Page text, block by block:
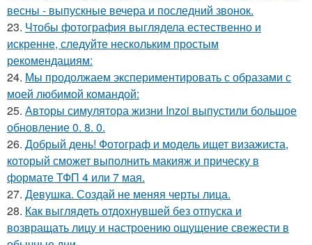
весны - выпускные вечера и последний звонок.
23. Чтобы фотография выглядела естественно и
искренне, следуйте нескольким простым
рекомендациям:
24. Мы продолжаем экспериментировать с образами с
моей любимой командой:
25. Авторы симулятора жизни Inzoi выпустили большое
обновление 0. 8. 0.
26. Добрый день! Фотограф и модель ищет визажиста,
который сможет выполнить макияж и прическу в
формате ТФП 4 или 7 мая.
27. Девушка. Создай не меняя черты лица.
28. Как выглядеть отдохнувшей без отпуска и
возвращать лицу и настроению ощущение свежести в